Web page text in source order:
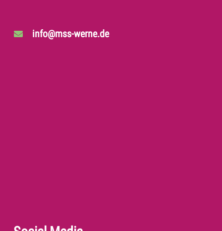
info@mss-werne.de